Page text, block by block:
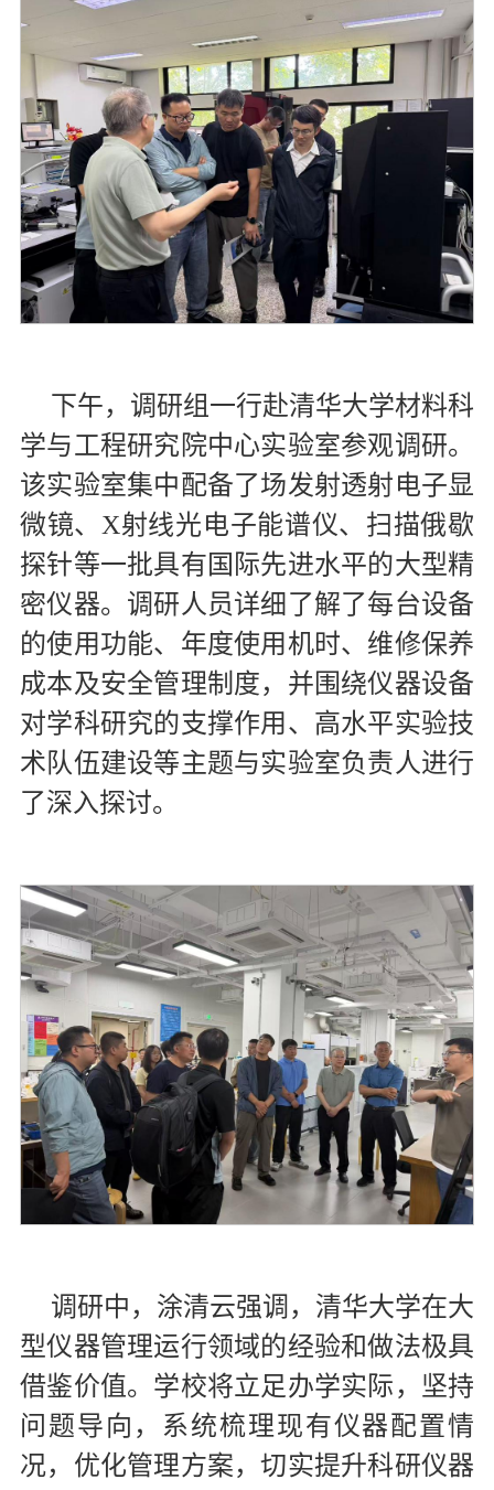
下午，调研组一行赴清华大学材料科
学与工程研究院中心实验室参观调研。
该实验室集中配备了场发射透射电子显
微镜、X射线光电子能谱仪、扫描俄歇
探针等一批具有国际先进水平的大型精
密仪器。调研人员详细了解了每台设备
的使用功能、年度使用机时、维修保养
成本及安全管理制度，并围绕仪器设备
对学科研究的支撑作用、高水平实验技
术队伍建设等主题与实验室负责人进行
了深入探讨。
调研中，涂清云强调，清华大学在大
型仪器管理运行领域的经验和做法极具
借鉴价值。学校将立足办学实际，坚持
问题导向，系统梳理现有仪器配置情
况，优化管理方案，切实提升科研仪器